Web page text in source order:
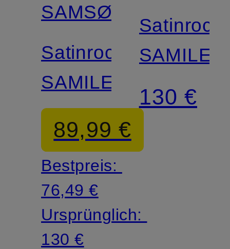
SAMSØE
Satinrock
SAMILEY
89,99 €
Bestpreis:
76,49 €
Ursprünglich:
130 €
Satinrock
SAMILEY
130 €